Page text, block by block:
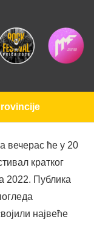
вечерас ће у 20
кратког
2022. Публика
највеће